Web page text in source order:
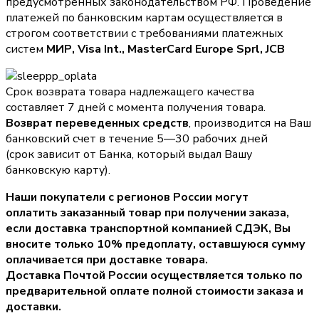
платежей по банковским картам осуществляется в
строгом соответствии с требованиями платежных
систем МИР, Visa Int., MasterCard Europe Sprl, JCB
Срок возврата товара надлежащего качества
составляет 7 дней с момента получения товара.
Возврат переведенных средств, производится на Ваш
банковский счет в течение 5—30 рабочих дней
(срок зависит от Банка, который выдал Вашу
банковскую карту).
Наши покупатели с регионов России могут
оплатить заказанный товар при получении заказа,
если доставка транспортной компанией СДЭК, Вы
вносите только 10% предоплату, оставшуюся сумму
оплачивается при доставке товара.
Доставка Почтой России осуществляется только по
предварительной оплате полной стоимости заказа и
доставки.